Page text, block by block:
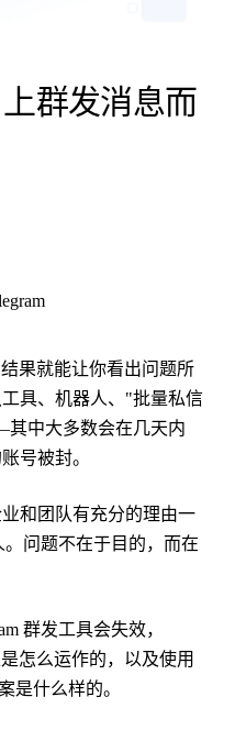
上群发消息而
果就能让你看出问题所
具、机器人、"批量私信
中大多数会在几天内
号被封。
和团队有充分的理由一
。问题不在于目的，而在
群发工具会失效，
怎么运作的，以及使用
是什么样的。